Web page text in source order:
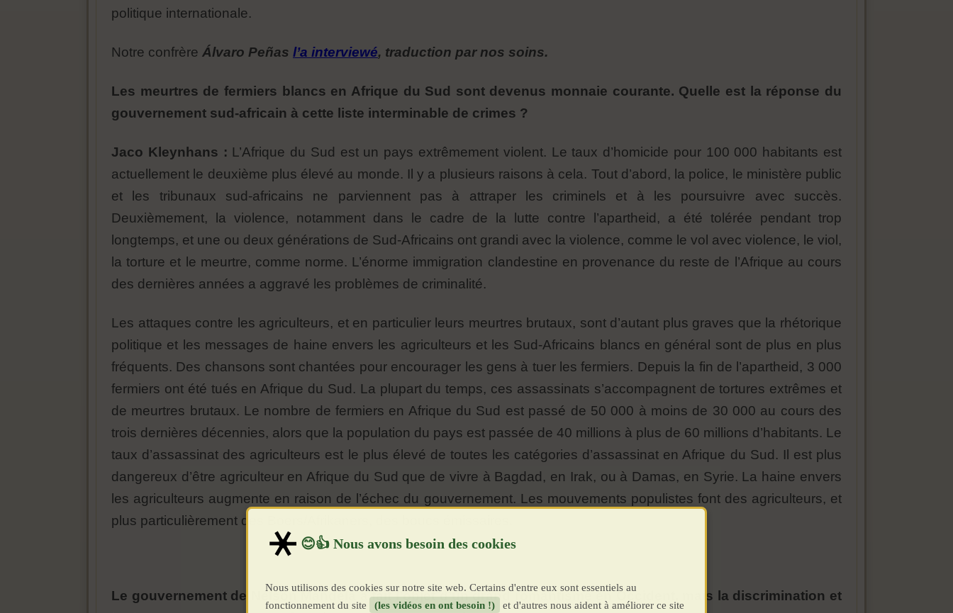
politique internationale.
Notre confrère Álvaro Peñas l’a interviewé, traduction par nos soins.
Les meurtres de fermiers blancs en Afrique du Sud sont devenus monnaie courante. Quelle est la réponse du
gouvernement sud-africain à cette liste interminable de crimes ?
Jaco Kleynhans : L’Afrique du Sud est un pays extrêmement violent. Le taux d’homicide pour 100 000 habitants est
actuellement le deuxième plus élevé au monde. Il y a plusieurs raisons à cela. Tout d’abord, la police, le ministère public
et les tribunaux sud-africains ne parviennent pas à attraper les criminels et à les poursuivre avec succès.
Deuxièmement, la violence, notamment dans le cadre de la lutte contre l’apartheid, a été tolérée pendant trop
longtemps, et une ou deux générations de Sud-Africains ont grandi avec la violence, comme le vol avec violence, le viol,
la torture et le meurtre, comme norme. L’énorme immigration clandestine en provenance du reste de l’Afrique au cours
des dernières années a aggravé les problèmes de criminalité.
Les attaques contre les agriculteurs, et en particulier leurs meurtres brutaux, sont d’autant plus graves que la rhétorique
politique et les messages de haine envers les agriculteurs et les Sud-Africains blancs en général sont de plus en plus
fréquents. Des chansons sont chantées pour encourager les gens à tuer les fermiers. Depuis la fin de l’apartheid, 3 000
fermiers ont été tués en Afrique du Sud. La plupart du temps, ces assassinats s’accompagnent de tortures extrêmes et
de meurtres brutaux. Le nombre de fermiers en Afrique du Sud est passé de 50 000 à moins de 30 000 au cours des
trois dernières décennies, alors que la population du pays est passée de 40 millions à plus de 60 millions d’habitants. Le
taux d’assassinat des agriculteurs est le plus élevé de toutes les catégories d’assassinat en Afrique du Sud. Il est plus
dangereux d’être agriculteur en Afrique du Sud que de vivre à Bagdad, en Irak, ou à Damas, en Syrie. La haine envers
les agriculteurs augmente en raison de l’échec du gouvernement. Les mouvements populistes font des agriculteurs, et
plus particulièrement des Boers/Afrikaners, des boucs émissaires.
Le gouvernement de Nelson Mandela a fait l’objet d’un grand romantisme en Occident, mais la discrimination et
Nous utilisons des cookies sur notre site web. Certains d'entre eux sont essentiels au
fonctionnement du site
(les vidéos en ont besoin !)
et d'autres nous aident à améliorer ce site